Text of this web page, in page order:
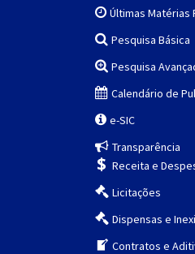
Últimas Matérias
Pesquisa Básica
Pesquisa
Calendário de
e-SIC
Transparência
Receita e
Licitações
Dispensas e
Contratos e